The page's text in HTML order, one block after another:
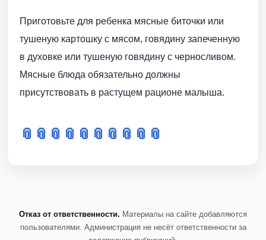
Приготовьте для ребенка мясные биточки или
тушеную картошку с мясом, говядину запеченную
в духовке или тушеную говядину с черносливом.
Мясные блюда обязательно должны
присутствовать в растущем рационе малыша.
📎 📎 📎 📎 📎 📎 📎 📎 📎 📎
Отказ от ответственности. Материалы на сайте добавляются
пользователями. Администрация не несёт ответственности за